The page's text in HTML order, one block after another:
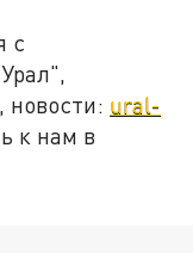
с
новости: ural-
к нам в